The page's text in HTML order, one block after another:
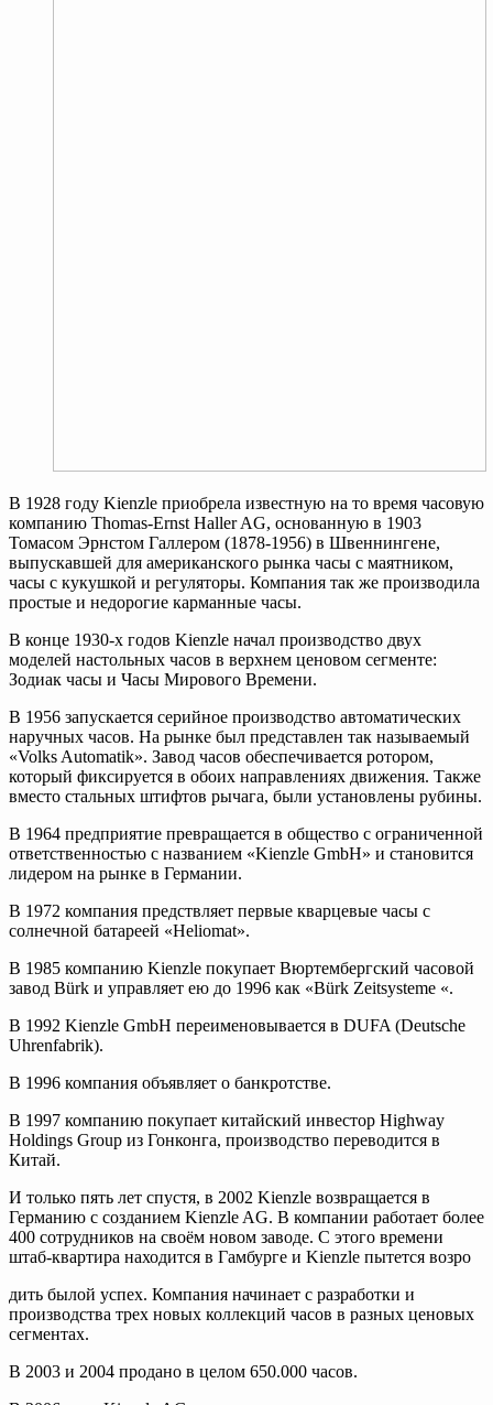
В 1928 году Kienzle приобрела известную на то время часовую
компанию Thomas-Ernst Haller AG, основанную в 1903
Томасом Эрнстом Галлером (1878-1956) в Швеннингене,
выпускавшей для американского рынка часы с маятником,
часы с кукушкой и регуляторы. Компания так же производила
простые и недорогие карманные часы.
В конце 1930-х годов Kienzle начал производство двух
моделей настольных часов в верхнем ценовом сегменте:
Зодиак часы и Часы Мирового Времени.
В 1956 запускается серийное производство автоматических
наручных часов. На рынке был представлен так называемый
«Volks Automatik». Завод часов обеспечивается ротором,
который фиксируется в обоих направлениях движения. Также
вместо стальных штифтов рычага, были установлены рубины.
В 1964 предприятие превращается в общество с ограниченной
ответственностью с названием «Kienzle GmbH» и становится
лидером на рынке в Германии.
В 1972 компания предствляет первые кварцевые часы с
солнечной батареей «Heliomat».
В 1985 компанию Kienzle покупает Вюртембергский часовой
завод Bürk и управляет ею до 1996 как «Bürk Zeitsysteme «.
В 1992 Kienzle GmbH переименовывается в DUFA (Deutsche
Uhrenfabrik).
В 1996 компания объявляет о банкротстве.
В 1997 компанию покупает китайский инвестор Highway
Holdings Group из Гонконга, производство переводится в
Китай.
И только пять лет спустя, в 2002 Kienzle возвращается в
Германию с созданием Kienzle AG. В компании работает более
400 сотрудников на своём новом заводе. С этого времени
штаб-квартира находится в Гамбурге и Kienzle пытется возро
дить былой успех. Компания начинает с разработки и
производства трех новых коллекций часов в разных ценовых
сегментах.
В 2003 и 2004 продано в целом 650.000 часов.